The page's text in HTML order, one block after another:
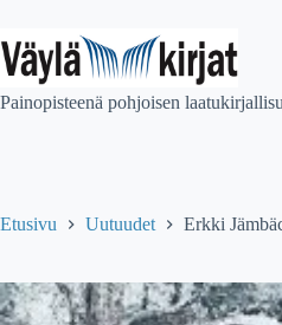
content
Painopisteenä pohjoisen
Etusivu Uutuudet Erkki